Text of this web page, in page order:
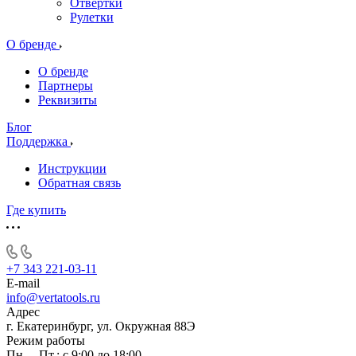
Отвертки
Рулетки
О бренде
О бренде
Партнеры
Реквизиты
Блог
Поддержка
Инструкции
Обратная связь
Где купить
+7 343 221-03-11
E-mail
info@vertatools.ru
Адрес
г. Екатеринбург, ул. Окружная 88Э
Режим работы